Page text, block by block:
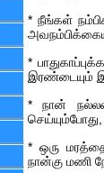
* நீங்கள்
*
இரண்டையும்
* நான்
* ஒரு
நான்கு மணி